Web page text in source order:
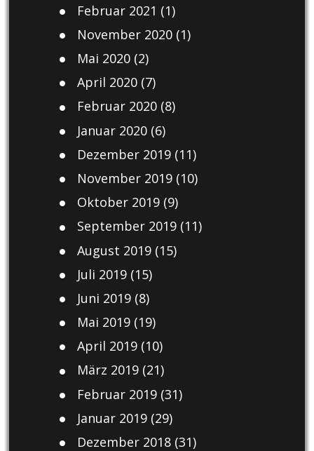
Februar 2021 (1)
November 2020(1)
Mai 2020(2)
April 2020(7)
Februar 2020(8)
Januar 2020(6)
Dezember 2019(11)
November 2019(10)
Oktober 2019(9)
September 2019(11)
August 2019(15)
Juli 2019(15)
Juni 2019(8)
Mai 2019(19)
April 2019(10)
März 2019(21)
Februar 2019(31)
Januar 2019(29)
Dezember 2018(31)